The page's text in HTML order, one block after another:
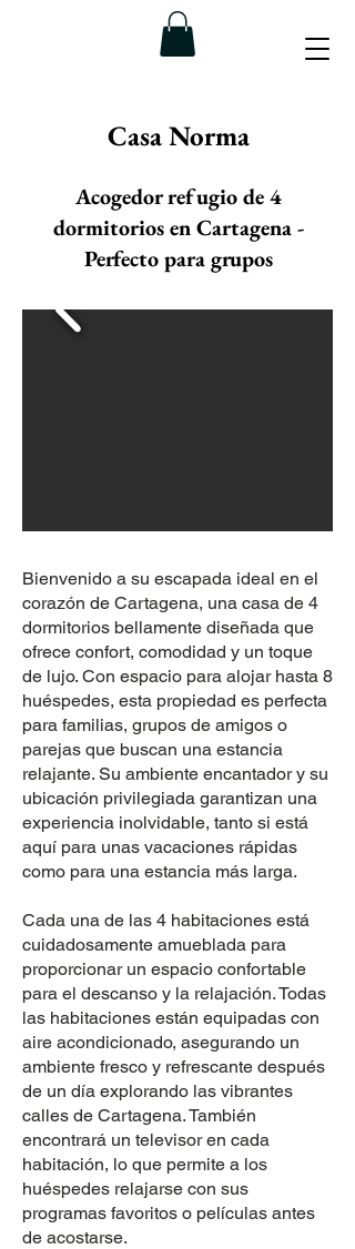
Casa Norma
Acogedor refugio de 4
dormitorios en Cartagena -
Perfecto paragrupos
Bienvenido a su escapada ideal en el
corazón de Cartagena, una casa de 4
dormitorios bellamente diseñada que
ofrece confort, comodidad y un toque
de lujo. Con espacio para alojar hasta 8
huéspedes, esta propiedad es perfecta
para familias, grupos de amigos o
parejas que buscan una estancia
relajante. Su ambiente encantador y su
ubicación privilegiada garantizan una
experiencia inolvidable, tanto si está
aquí para unas vacaciones rápidas
como para una estancia más larga.
Cada una de las 4 habitaciones está
cuidadosamente amueblada para
proporcionar un espacio confortable
para el descanso y la relajación. Todas
las habitaciones están equipadas con
aire acondicionado, asegurando un
ambiente fresco y refrescante después
de un día explorando las vibrantes
calles de Cartagena. También
encontrará un televisor en cada
habitación, lo que permite a los
huéspedes relajarse con sus
programas favoritos o películas antes
de acostarse.